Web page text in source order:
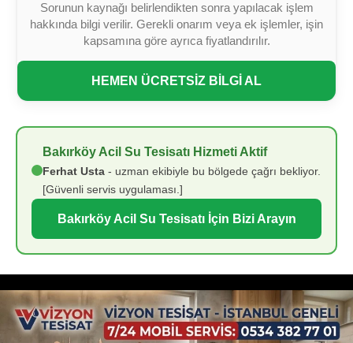
Sorunun kaynağı belirlendikten sonra yapılacak işlem
hakkında bilgi verilir. Gerekli onarım veya ek işlemler, işin
kapsamına göre ayrıca fiyatlandırılır.
HEMEN ÜCRETSİZ BİLGİ AL
Bakırköy Acil Su Tesisatı Hizmeti Aktif
Ferhat Usta - uzman ekibiyle bu bölgede çağrı bekliyor.
[Güvenli servis uygulaması.]
Bakırköy Acil Su Tesisatı İçin Bizi Arayın